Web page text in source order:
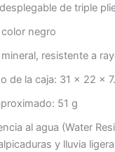
de triple
negro
resistente a
de la caja: 31 × 22 ×
51 g
al agua (Water
y lluvia ligera